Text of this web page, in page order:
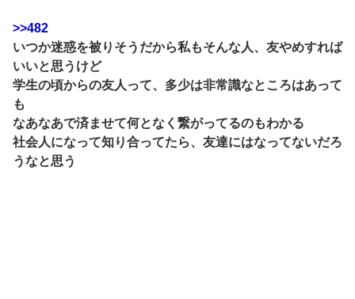
>>482
いつか迷惑を被りそうだから私もそんな人、友やめすれば
いいと思うけど
学生の頃からの友人って、多少は非常識なところはあって
も
なあなあで済ませて何となく繋がってるのもわかる
社会人になって知り合ってたら、友達にはなってないだろ
うなと思う